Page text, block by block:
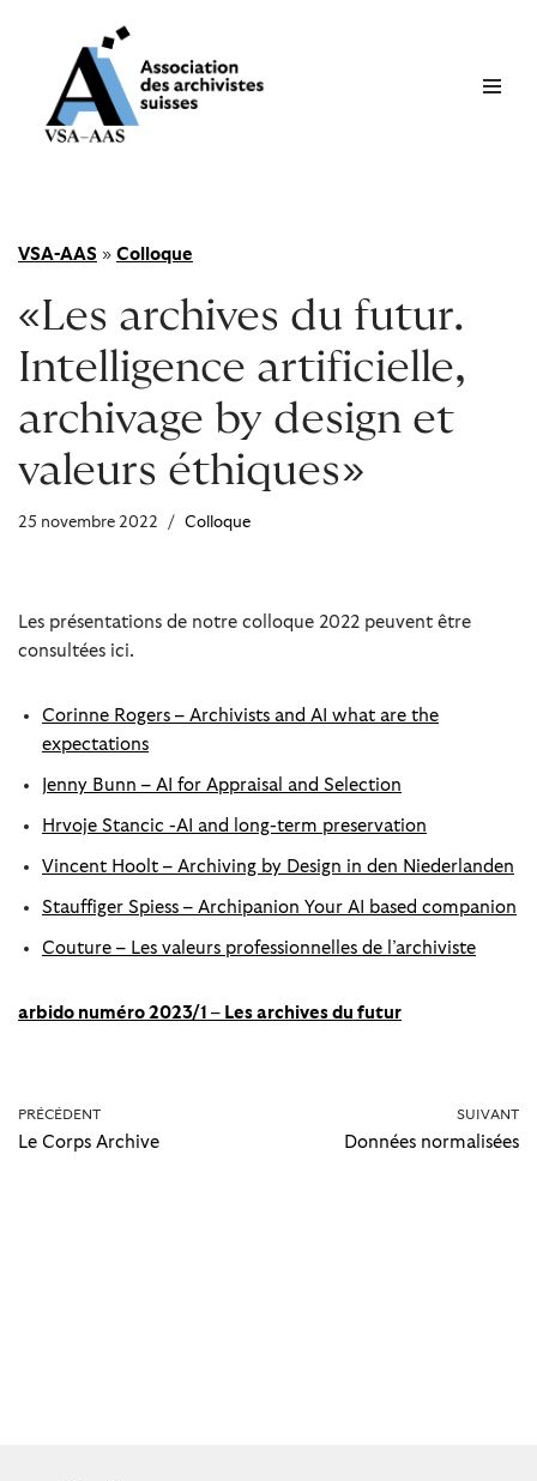
contenu
VSA-AAS » Colloque
«Les archives du futur.
Intelligence artificielle,
archivage by design et
valeurs éthiques»
25 novembre 2022 Colloque
Les présentations de notre colloque 2022 peuvent être
consultées ici.
Corinne Rogers – Archivists and AI what are the
expectations
Jenny Bunn – AI for Appraisal and Selection
Hrvoje Stancic -AI and long-term preservation
Vincent Hoolt – Archiving by Design in den Niederlanden
Stauffiger Spiess – Archipanion Your AI based companion
Couture – Les valeurs professionnelles de l’archiviste
arbido numéro 2023/1 – Les archives du futur
PRÉCÉDENT
Le Corps Archive
SUIVANT
Données normalisées